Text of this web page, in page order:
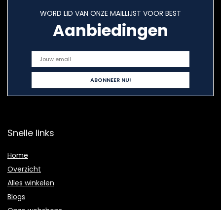
WORD LID VAN ONZE MAILLIJST VOOR BEST
Aanbiedingen
Snelle links
Home
Overzicht
Alles winkelen
Blogs